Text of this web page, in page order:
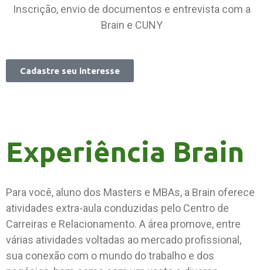
Inscrição, envio de documentos e entrevista com a
Brain e CUNY
Cadastre seu interesse
Experiência Brain
Para você, aluno dos Masters e MBAs, a Brain oferece
atividades extra-aula conduzidas pelo Centro de
Carreiras e Relacionamento. A área promove, entre
várias atividades voltadas ao mercado profissional,
sua conexão com o mundo do trabalho e dos